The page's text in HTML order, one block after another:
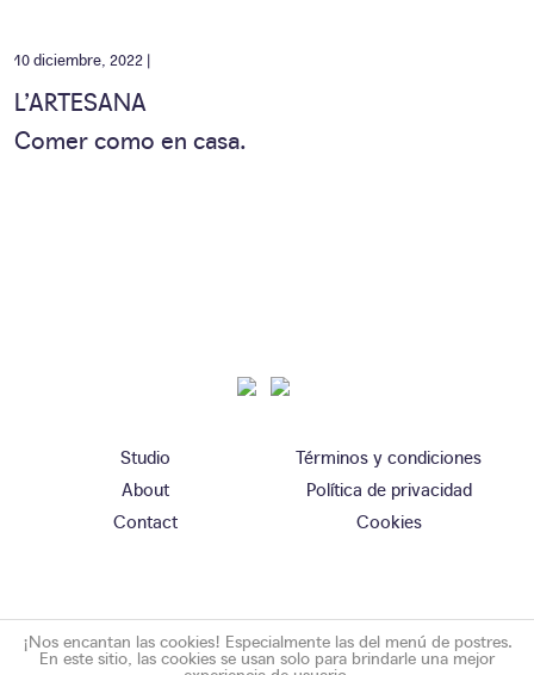
10 diciembre, 2022 |
L’ARTESANA
Comer como en casa.
Studio
About
Contact
Términos y condiciones
Política de privacidad
Cookies
¡Nos encantan las cookies! Especialmente las del menú de postres.
En este sitio, las cookies se usan solo para brindarle una mejor